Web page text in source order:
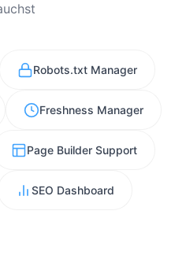
Robots.txt Manager
Freshness Manager
Page Builder Support
SEO Dashboard